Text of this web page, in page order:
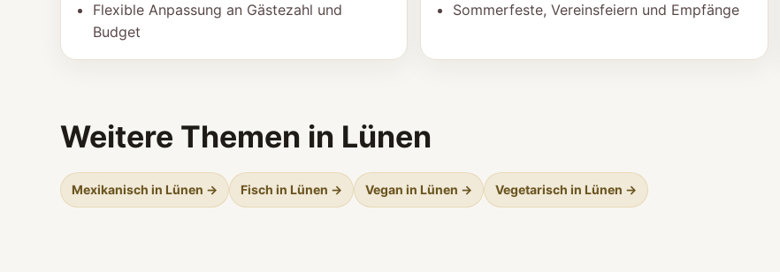
Flexible Anpassung an Gästezahl und
Budget
Sommerfeste, Vereinsfeiern und Empfänge
Weitere Themen in Lünen
Mexikanisch in Lünen → Fisch in Lünen → Vegan in Lünen → Vegetarisch in Lünen →